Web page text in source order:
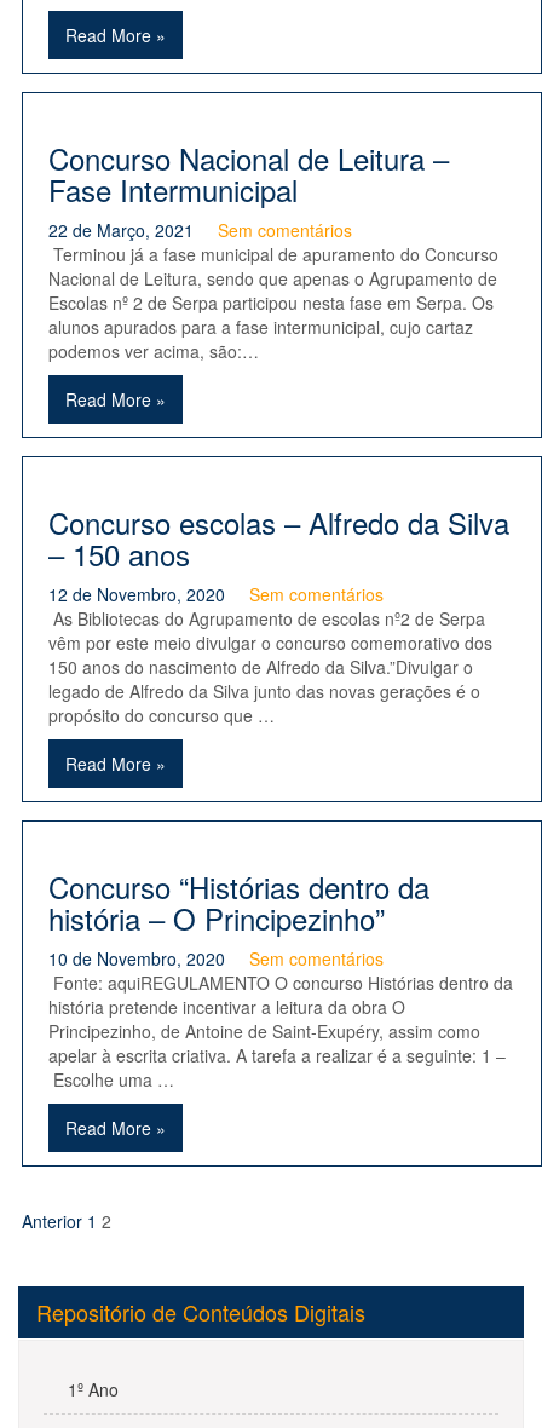
Read More »
Concurso Nacional de Leitura –
Fase Intermunicipal
22 de Março, 2021
Sem comentários
Terminou já a fase municipal de apuramento do Concurso
Nacional de Leitura, sendo que apenas o Agrupamento de
Escolas nº 2 de Serpa participou nesta fase em Serpa. Os
alunos apurados para a fase intermunicipal, cujo cartaz
podemos ver acima, são:…
Read More »
Concurso escolas – Alfredo da Silva
– 150 anos
12 de Novembro, 2020
Sem comentários
As Bibliotecas do Agrupamento de escolas nº2 de Serpa
vêm por este meio divulgar o concurso comemorativo dos
150 anos do nascimento de Alfredo da Silva.”Divulgar o
legado de Alfredo da Silva junto das novas gerações é o
propósito do concurso que …
Read More »
Concurso “Histórias dentro da
história – O Principezinho”
10 de Novembro, 2020
Sem comentários
Fonte: aquiREGULAMENTO O concurso Histórias dentro da
história pretende incentivar a leitura da obra O
Principezinho, de Antoine de Saint-Exupéry, assim como
apelar à escrita criativa. A tarefa a realizar é a seguinte: 1 –
Escolhe uma …
Read More »
Paginação
conteúdos
Anterior 1 2
Repositório de Conteúdos Digitais
1º Ano